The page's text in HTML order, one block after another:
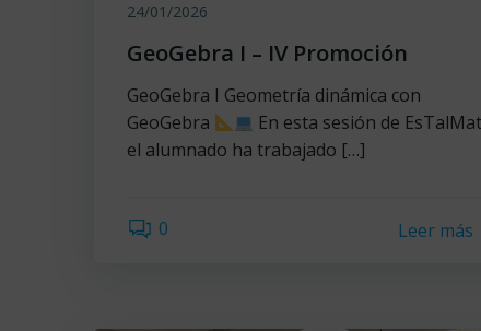
24/01/2026
GeoGebra I – IV Promoción
GeoGebra I Geometría dinámica con
GeoGebra
En esta sesión de
el alumnado ha trabajado […]
0 Leer más